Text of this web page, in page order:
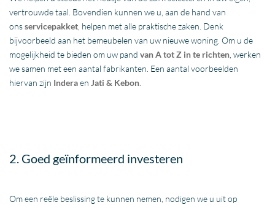
vertrouwde taal. Bovendien kunnen we u, aan de hand van
onsservicepakket , helpen met alle praktische zaken. Denk
bijvoorbeeld aan het bemeubelen van uw nieuwe woning. Om u de
mogelijkheid te bieden om uw pandvan A tot Z in te richten , werken
we samen met een aantal fabrikanten. Een aantal voorbeelden
hiervan zijn Inderaen Jati & Kebon
2. Goed geïnformeerd investeren
Om een reële beslissing te kunnen nemen, nodigen we u uit op